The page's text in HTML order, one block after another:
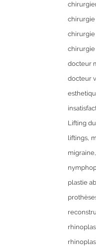
chirurgie
chirurgie
docteur
docteur
Lifting
liftings
migraine
plastie